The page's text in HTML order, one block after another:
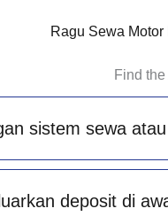
Ragu Sewa
Find
sistem sewa
deposit di